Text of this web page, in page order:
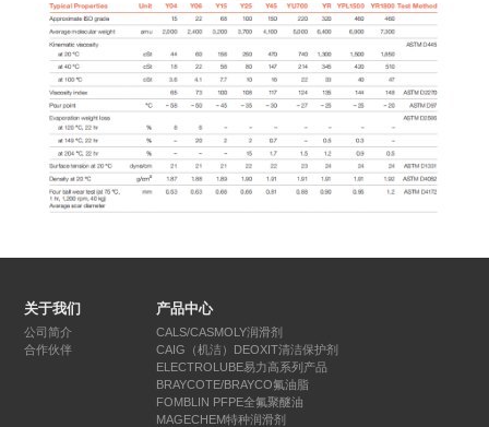
关于我们
公司简介
合作伙伴
产品中心
CALS/CASMOLY润滑剂
CAIG（机洁）DEOXIT清洁保护剂
ELECTROLUBE易力高系列产品
BRAYCOTE/BRAYCO氟油脂
FOMBLIN PFPE全氟聚醚油
MAGECHEM特种润滑剂